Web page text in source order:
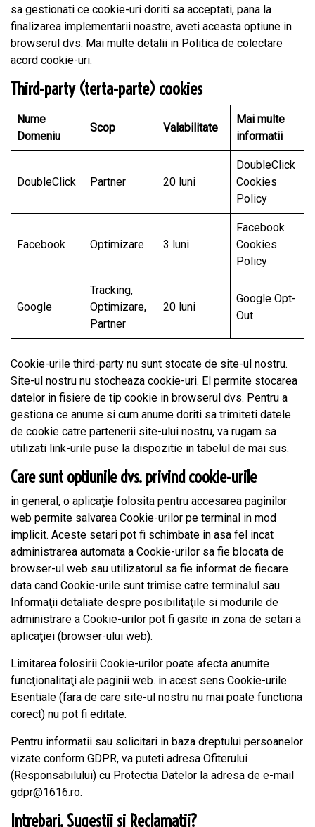
sa gestionati ce cookie-uri doriti sa acceptati, pana la
finalizarea implementarii noastre, aveti aceasta optiune in
browserul dvs. Mai multe detalii in Politica de colectare
acord cookie-uri.
Third-party (terta-parte) cookies
Nume
Domeniu
Scop Valabilitate
Mai multe
informatii
DoubleClick Partner 20 luni
DoubleClick
Cookies
Policy
Facebook Optimizare 3 luni
Facebook
Cookies
Policy
Google
Tracking,
Optimizare,
Partner
20 luni
Google Opt-
Out
Cookie-urile third-party nu sunt stocate de site-ul nostru.
Site-ul nostru nu stocheaza cookie-uri. El permite stocarea
datelor in fisiere de tip cookie in browserul dvs. Pentru a
gestiona ce anume si cum anume doriti sa trimiteti datele
de cookie catre partenerii site-ului nostru, va rugam sa
utilizati link-urile puse la dispozitie in tabelul de mai sus.
Care sunt optiunile dvs. privind cookie-urile
in general, o aplicaţie folosita pentru accesarea paginilor
web permite salvarea Cookie-urilor pe terminal in mod
implicit. Aceste setari pot fi schimbate in asa fel incat
administrarea automata a Cookie-urilor sa fie blocata de
browser-ul web sau utilizatorul sa fie informat de fiecare
data cand Cookie-urile sunt trimise catre terminalul sau.
Informaţii detaliate despre posibilitaţile si modurile de
administrare a Cookie-urilor pot fi gasite in zona de setari a
aplicaţiei (browser-ului web).
Limitarea folosirii Cookie-urilor poate afecta anumite
funcţionalitaţi ale paginii web. in acest sens Cookie-urile
Esentiale (fara de care site-ul nostru nu mai poate functiona
corect) nu pot fi editate.
Pentru informatii sau solicitari in baza dreptului persoanelor
vizate conform GDPR, va puteti adresa Ofiterului
(Responsabilului) cu Protectia Datelor la adresa de e-mail
gdpr@1616.ro.
Intrebari, Sugestii si Reclamatii?